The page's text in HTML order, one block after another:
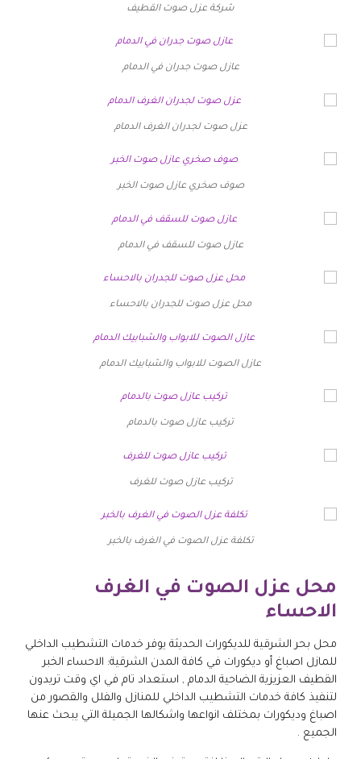
شركة عزل صوت القطيف
عازل صوت جدران في الدمام
عزل صوت لجدران الغرف الدمام
صوف صخري عازل صوت الخبر
عازل صوت للسقف في الدمام
محل عزل صوت للجدران بالاحساء
عازل الصوت للابواب والشبابيك الدمام
تركيب عازل صوت بالدمام
تركيب عازل صوت للغرف
تكلفة عزل الصوت في الغرف بالخبر
محل عزل الصوت في الغرف
الاحساء
محل بحر الشرقية للديكورات الحديثة يوفر خدمات التشطيب الداخلي
للمازل اصباغ أو ديكورات في كافة المدن الشرقية: الاحساء الخبر
القطيف العزيزية الضاحية الدمام , استعداد تام في اي وقت تريدون
لتنفيذ كافة خدمات التشطيب الداخلي للمنازل والفلل والقصور من
اصباغ وديكورات بمختلف انواعها واشكالها الجميلة التي يبحث عنها
الجميع .